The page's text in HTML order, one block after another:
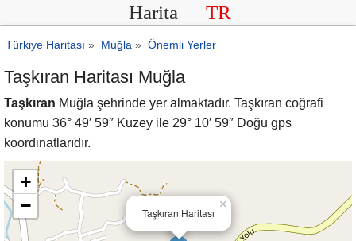
Harita TR
Türkiye Haritası » Muğla » Önemli Yerler
Taşkıran Haritası Muğla
Taşkıran Muğla şehrinde yer almaktadır. Taşkıran coğrafi
konumu 36° 49′ 59″ Kuzey ile 29° 10′ 59″ Doğu gps
koordinatlarıdır.
Taşkıran Haritası
×
+
−